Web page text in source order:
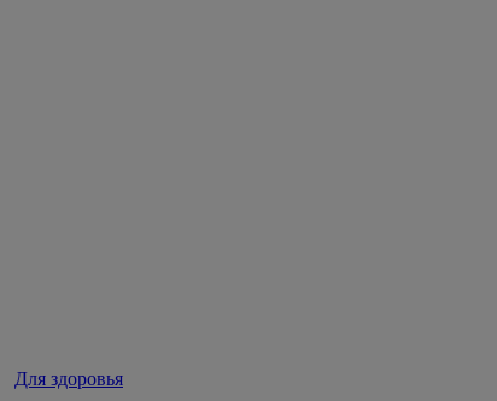
Для здоровья